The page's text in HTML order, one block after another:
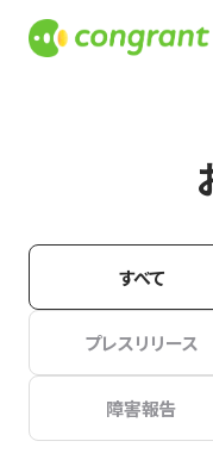
すべて
プレスリリース
障害報告